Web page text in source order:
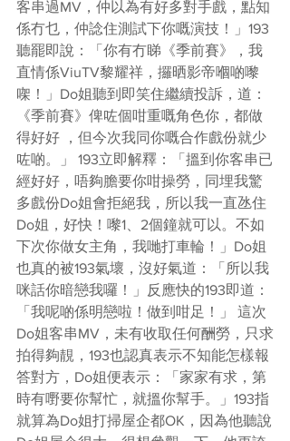
客串過MV，仲以為有好多對手戲，點知
係冇乜，仲諗住測試下你嘅演技！」193
聽罷即說：「你有冇睇《季前賽》，我
直情係ViuTV黎耀祥，攞晒影帝嗰啲嚟
㗎！」Do姐聽到即笑住繼續投訴，道：
《季前賽》俾咗個咁重嘅角色你，都做
得好好 ，但今次我同你嘅合作戲份就少
咗啲。」 193立即解釋：「搵到你客串已
經好好，唔夠膽要你咁操勞，同埋我驚
多戲份Do姐會拒絕我，所以我一直氹住
Do姐，好快！嚟1、2個鐘就可以。不如
下次你做女主角，我哋打車輪！」Do姐
也真的被193氣壞，沒好氣道：「所以我
咪話你暗戀我囉！」反應快的193即道：
「我呢啲係明戀啦！做到咁足！」 這次
Do姐客串MV，未有收取任何酬勞，只求
拍得夠靚，193也認真表示不知能怎樣報
答對方，Do姐便表示：「家家有求，第
時有嘢要你幫忙，就搵你幫手。」193指
就算為Do姐打掃屋企都OK，因為他聽說